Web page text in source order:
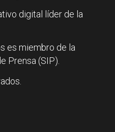
digital líder de la
es miembro de la
Prensa (SIP).